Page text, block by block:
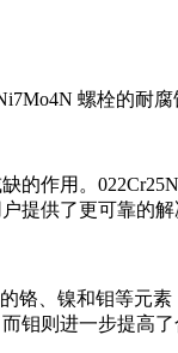
作用。
提供了更可靠的解
铬、镍和钼等
则进一步提高